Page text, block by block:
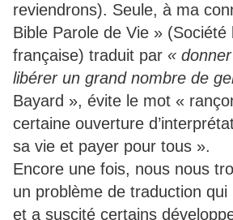
reviendrons). Seule, à ma
Bible Parole de Vie » (Société
française) traduit par «
libérer un grand nombre de
Bayard », évite le mot «
certaine ouverture
sa vie et payer pour tous ».
Encore une fois, nous nous
un problème de traduction qui
et a suscité certains